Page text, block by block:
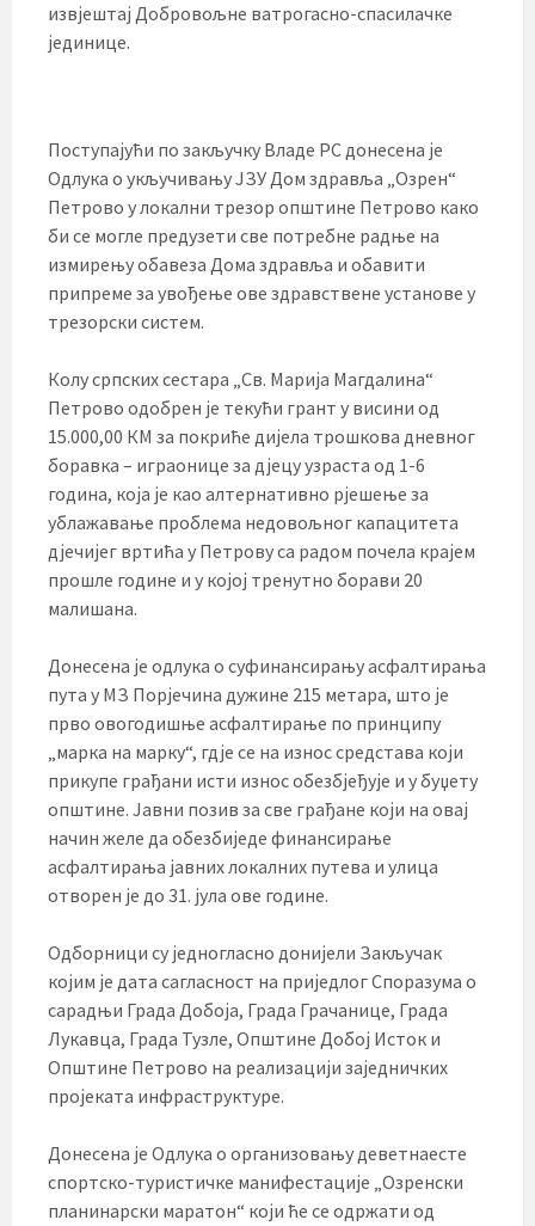
извјештај Добровољне ватрогасно-спасилачке
јединице.
Поступајући по закључку Владе РС донесена је
Одлука о укључивању ЈЗУ Дом здравља „Озрен“
Петрово у локални трезор општине Петрово како
би се могле предузети све потребне радње на
измирењу обавеза Дома здравља и обавити
припреме за увођење ове здравствене установе у
трезорски систем.
Колу српских сестара „Св. Марија Магдалина“
Петрово одобрен је текући грант у висини од
15.000,00 КМ за покриће дијела трошкова дневног
боравка – играонице за дјецу узраста од 1-6
година, која је као алтернативно рјешење за
ублажавање проблема недовољног капацитета
дјечијег вртића у Петрову са радом почела крајем
прошле године и у којој тренутно борави 20
малишана.
Донесена је одлука о суфинансирању асфалтирања
пута у МЗ Порјечина дужине 215 метара, што је
прво овогодишње асфалтирање по принципу
„марка на марку“, гдје се на износ средстава који
прикупе грађани исти износ обезбјеђује и у буџету
општине. Јавни позив за све грађане који на овај
начин желе да обезбиједе финансирање
асфалтирања јавних локалних путева и улица
отворен је до 31. јула ове године.
Одборници су једногласно донијели Закључак
којим је дата сагласност на приједлог Споразума о
сарадњи Града Добоја, Града Грачанице, Града
Лукавца, Града Тузле, Општине Добој Исток и
Општине Петрово на реализацији заједничких
пројеката инфраструктуре.
Донесена је Одлука о организовању деветнаесте
спортско-туристичке манифестације „Озренски
планинарски маратон“ који ће се одржати од